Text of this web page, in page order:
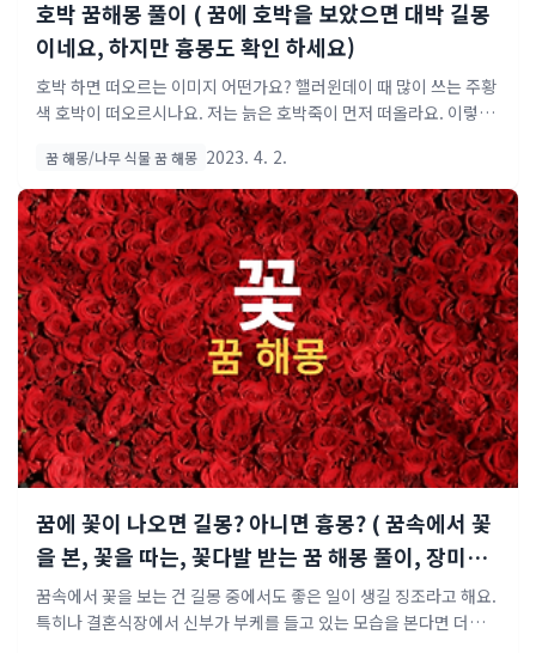
호박 꿈해몽 풀이 ( 꿈에 호박을 보았으면 대박 길몽
이네요, 하지만 흉몽도 확인 하세요)
호박 하면 떠오르는 이미지 어떤가요? 핼러윈데이 때 많이 쓰는 주황
색 호박이 떠오르시나요. 저는 늙은 호박죽이 먼저 떠올라요. 이렇게
를 가지고 있다고 해요. 우리랑 친숙한 호박꿈이지만 의외로 길몽이
많아서 놀랬네요. 그래서 오늘은 호박꿈 해몽에 대해 알려드릴게요.
호박 꿈 일반적으로 알려진 두 가지 의미부터 시작해 볼게요. 똥꿈
best 모음 로또 꿈 best 모음 호박꿈해몽 중 좋은 뜻으로는 뭐가 있
을까요? 호박꿈 중에서도 황금색 호박이라면 재물운 상승이라는 아
주 좋은 징조라고 합니다. 큰돈이 들어오거나 사업하시는 분들이시
라면 사업이 번창한다는 등 금전관련해서 긍정적인 해석이 많아요.
특히나 태몽과도 관련이 깊은데, 임산부가 이 꿈을 꾸..
꿈 해몽/나무 식물 꿈 해몽 2023. 4. 2.
꿈에 꽃이 나오면 길몽? 아니면 흉몽? ( 꿈속에서 꽃
을 본, 꽃을 따는, 꽃다발 받는 꿈 해몽 풀이, 장미꽃
꿈, 국화꽃꿈, 튤립꿈, 해바라기꿈, 연꽃꿈, 개나리
꽃꿈, 매화꽃꿈, 개나리꽃꿈, 안개꽃..
꿈속에서 꽃을 보는 건 길몽 중에서도 좋은 일이 생길 징조라고 해요.
특히나 결혼식장에서 신부가 부케를 들고 있는 모습을 본다면 더욱더